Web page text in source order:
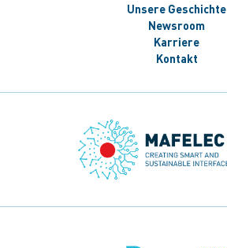
Unsere Geschichte
Newsroom
Karriere
Kontakt